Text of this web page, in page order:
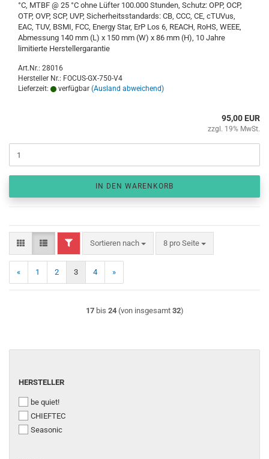
°C, MTBF @ 25 °C ohne Lüfter 100.000 Stunden, Schutz: OPP, OCP,
OTP, OVP, SCP, UVP, Sicherheitsstandards: CB, CCC, CE, cTUVus,
EAC, TUV, BSMI, FCC, Energy Star, ErP Los 6, REACH, RoHS, WEEE,
Abmessung 140 mm (L) x 150 mm (W) x 86 mm (H), 10 Jahre
limitierte Herstellergarantie
Art.Nr.: 28016
Hersteller Nr.: FOCUS-GX-750-V4
Lieferzeit:
verfügbar (Ausland abweichend)
95,00 EUR
zzgl. 19% MwSt.
IN DEN WARENKORB
FILTERSortieren nach
Sortieren nach 8 pro Seite
pro Seite
« 1 2 3 4 »
17bis 24(von insgesamt 32)
HERSTELLER
HERSTELLER
be quiet!
CHIEFTEC
Seasonic